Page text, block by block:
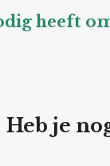
heeft
Heb je